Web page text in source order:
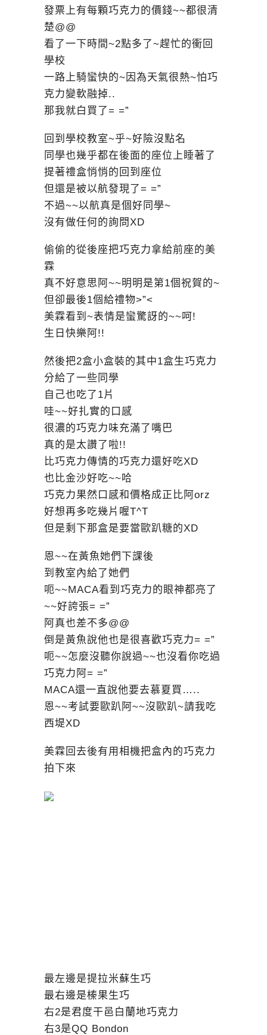
發票上有每顆巧克力的價錢~~都很清
楚@@
看了一下時間~2點多了~趕忙的衝回
學校
一路上騎蠻快的~因為天氣很熱~怕巧
克力變軟融掉..
那我就白買了= =”
回到學校教室~乎~好險沒點名
同學也幾乎都在後面的座位上睡著了
提著禮盒悄悄的回到座位
但還是被以航發現了= =”
不過~~以航真是個好同學~
沒有做任何的詢問XD
偷偷的從後座把巧克力拿給前座的美
霖
真不好意思阿~~明明是第1個祝賀的~
但卻最後1個給禮物>”<
美霖看到~表情是蠻驚訝的~~呵!
生日快樂阿!!
然後把2盒小盒裝的其中1盒生巧克力
分給了一些同學
自己也吃了1片
哇~~好扎實的口感
很濃的巧克力味充滿了嘴巴
真的是太讚了啦!!
比巧克力傳情的巧克力還好吃XD
也比金沙好吃~~哈
巧克力果然口感和價格成正比阿orz
好想再多吃幾片喔T^T
但是剩下那盒是要當歐趴糖的XD
恩~~在黃魚她們下課後
到教室內給了她們
呃~~MACA看到巧克力的眼神都亮了
~~好誇張= =”
阿真也差不多@@
倒是黃魚說他也是很喜歡巧克力= =”
呃~~怎麼沒聽你說過~~也沒看你吃過
巧克力阿= =”
MACA還一直說他要去慕夏買…..
恩~~考試要歐趴阿~~沒歐趴~請我吃
西堤XD
美霖回去後有用相機把盒內的巧克力
拍下來
最左邊是提拉米蘇生巧
最右邊是榛果生巧
右2是君度干邑白蘭地巧克力
右3是QQ Bondon